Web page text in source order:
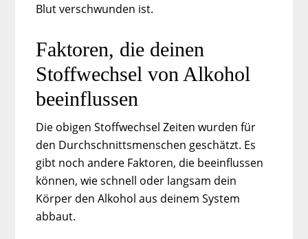
Blut verschwunden ist.
Faktoren, die deinen
Stoffwechsel von Alkohol
beeinflussen
Die obigen Stoffwechsel Zeiten wurden für
den Durchschnittsmenschen geschätzt. Es
gibt noch andere Faktoren, die beeinflussen
können, wie schnell oder langsam dein
Körper den Alkohol aus deinem System
abbaut.